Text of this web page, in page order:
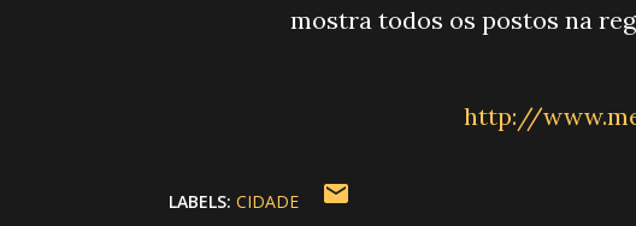
mostra todos os postos na
http://
LABELS: CIDADE